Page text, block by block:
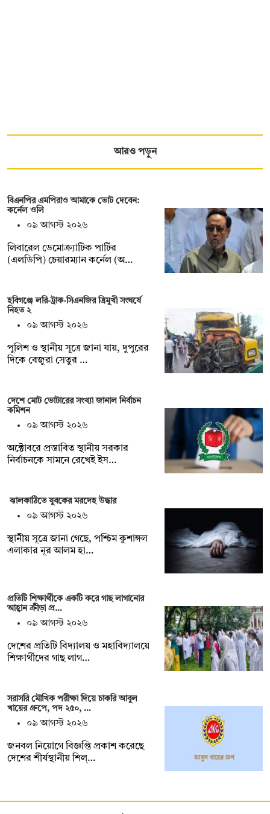
আরও পড়ুন
বিএনপির এমপিরাও আমাকে ভোট দেবেন:
কর্নেল ওলি
০৯ আগস্ট ২০২৬
লিবারেল ডেমোক্র্যাটিক পার্টির
(এলডিপি) চেয়ারম্যান কর্নেল (অ…
হবিগঞ্জে লরি-ট্রাক-সিএনজির ত্রিমুখী সংঘর্ষে
নিহত ২
০৯ আগস্ট ২০২৬
পুলিশ ও স্থানীয় সূত্রে জানা যায়, দুপুরের
দিকে বেজুরা সেতুর …
দেশে মোট ভোটারের সংখ্যা জানাল নির্বাচন
কমিশন
০৯ আগস্ট ২০২৬
অক্টোবরে প্রস্তাবিত স্থানীয় সরকার
নির্বাচনকে সামনে রেখেই ইস…
ঝালকাঠিতে যুবকের মরদেহ উদ্ধার
০৯ আগস্ট ২০২৬
স্থানীয় সূত্রে জানা গেছে, পশ্চিম কুশাঙ্গল
এলাকার নূর আলম হা…
প্রতিটি শিক্ষার্থীকে একটি করে গাছ লাগানোর
আহ্বান ক্রীড়া প্র…
০৯ আগস্ট ২০২৬
দেশের প্রতিটি বিদ্যালয় ও মহাবিদ্যালয়ে
শিক্ষার্থীদের গাছ লাগ…
সরাসরি মৌখিক পরীক্ষা দিয়ে চাকরি আবুল
খায়ের গ্রুপে, পদ ২৫০, …
০৯ আগস্ট ২০২৬
জনবল নিয়োগে বিজ্ঞপ্তি প্রকাশ করেছে
দেশের শীর্ষস্থানীয় শিল্…